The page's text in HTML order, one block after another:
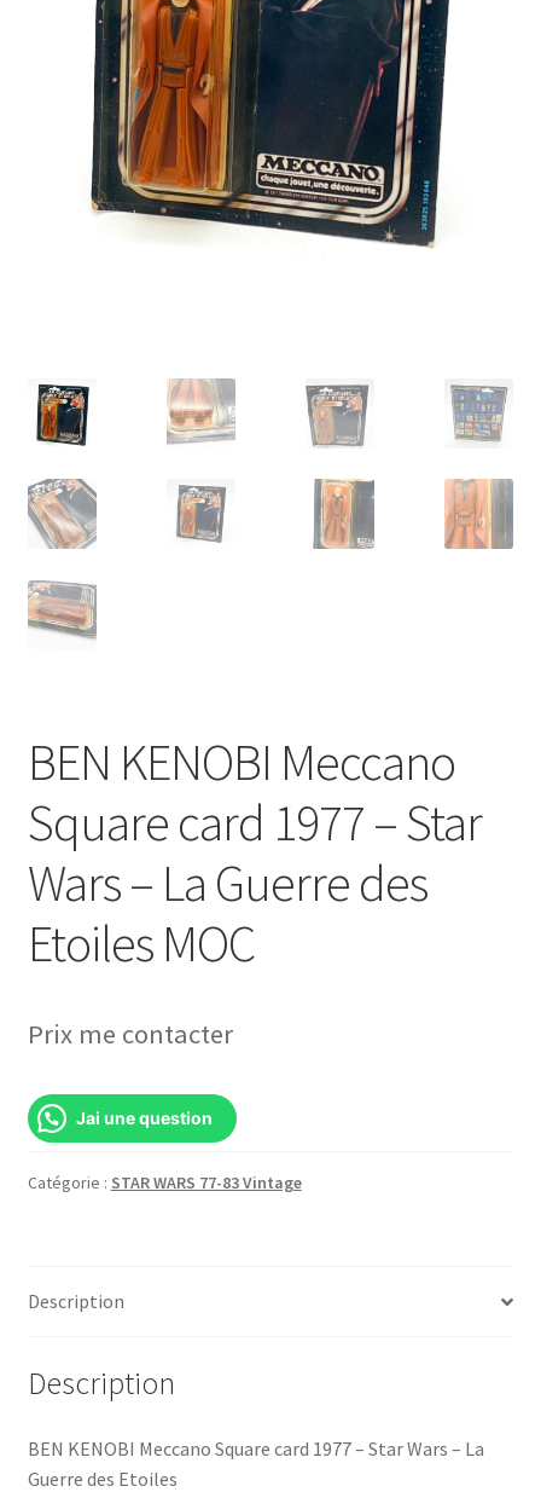
BEN KENOBI Meccano
Square card 1977 – Star
Wars – La Guerre des
Etoiles MOC
Prix me contacter
Jai une question
Catégorie : STAR WARS 77-83 Vintage
Description
Description
BEN KENOBI Meccano Square card 1977 – Star Wars – La
Guerre des Etoiles